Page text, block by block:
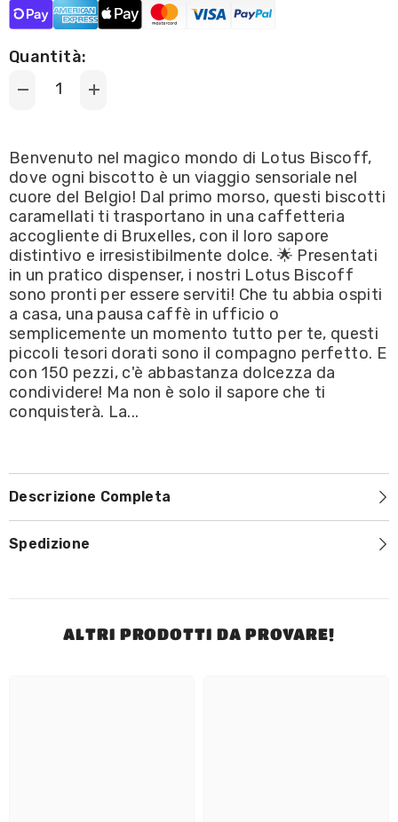
Quantità:
Decrease
-
Dispenser
Lotus
1pz(
biscotto
singolo)
6.25g
Increase
Biscoff
Dispenser
Biscotti
Lotus
1pz(
biscotto
singolo)
6.25g
Benvenuto nel magico mondo di Lotus Biscoff,
dove ogni biscotto è un viaggio sensoriale nel
cuore del Belgio! Dal primo morso, questi biscotti
caramellati ti trasportano in una caffetteria
accogliente di Bruxelles, con il loro sapore
distintivo e irresistibilmente dolce. 🌟 Presentati
in un pratico dispenser, i nostri Lotus Biscoff
sono pronti per essere serviti! Che tu abbia ospiti
a casa, una pausa caffè in ufficio o
semplicemente un momento tutto per te, questi
piccoli tesori dorati sono il compagno perfetto. E
con 150 pezzi, c'è abbastanza dolcezza da
condividere! Ma non è solo il sapore che ti
conquisterà. La...
Descrizione Completa
Spedizione
ALTRI PRODOTTI DA PROVARE!